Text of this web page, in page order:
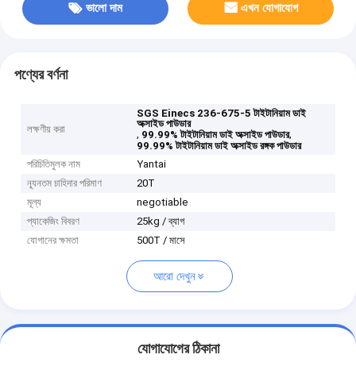
ভালো দাম এখন যোগাযোগ
পণ্যের বর্ণনা
লক্ষণীয় করা
SGS Einecs 236-675-5 টাইটানিয়াম ডাই
অক্সাইড পাউডার
, 99.99% টাইটানিয়াম ডাই অক্সাইড পাউডার,
99.99% টাইটানিয়াম ডাই অক্সাইড রঙ্গক পাউডার
পরিচিতিমুলক নাম
Yantai
ন্যূনতম চাহিদার পরিমাণ
20T
মূল্য
negotiable
প্যাকেজিং বিবরণ
25kg / ব্যাগ
যোগানের ক্ষমতা
500T / মাসে
আরো দেখুন
যোগাযোগের ঠিকানা